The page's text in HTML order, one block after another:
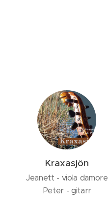
Kraxasjön
Jeanett - viola damore
Peter - gitarr